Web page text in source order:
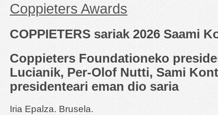
Coppieters Awards
COPPIETERS sariak 2026 Saami
Coppieters Foundationeko
Lucianik, Per-Olof Nutti, Sami
presidenteari eman dio saria
Iria Epalza. Brusela.